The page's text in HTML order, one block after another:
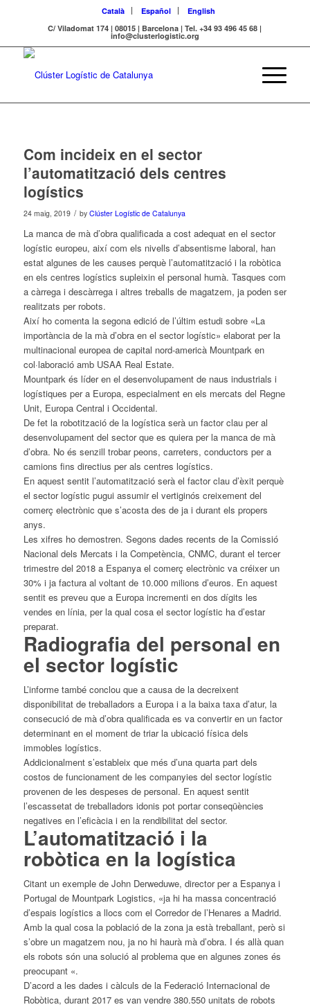
Català Español
English
C/ Viladomat 174 | 08015 | Barcelona | Tel. +34 93 496 45 68 |
info@clusterlogistic.org
Com incideix en el sector
l’automatització dels centres
logístics
24 maig, 2019 / by Clúster Logístic de Catalunya
La manca de mà d’obra qualificada a cost adequat en el sector
logístic europeu, així com els nivells d’absentisme laboral, han
estat algunes de les causes perquè l’automatització i la robòtica
en els centres logístics supleixin el personal humà. Tasques com
a càrrega i descàrrega i altres treballs de magatzem, ja poden ser
realitzats per robots.
Així ho comenta la segona edició de l’últim estudi sobre «La
importància de la mà d’obra en el sector logístic» elaborat per la
multinacional europea de capital nord-americà Mountpark en
col·laboració amb USAA Real Estate.
Mountpark és líder en el desenvolupament de naus industrials i
logístiques per a Europa, especialment en els mercats del Regne
Unit, Europa Central i Occidental.
De fet la robotització de la logística serà un factor clau per al
desenvolupament del sector que es quiera per la manca de mà
d’obra. No és senzill trobar peons, carreters, conductors per a
camions fins directius per als centres logístics.
En aquest sentit l’automatització serà el factor clau d’èxit perquè
el sector logístic pugui assumir el vertiginós creixement del
comerç electrònic que s’acosta des de ja i durant els propers
anys.
Les xifres ho demostren. Segons dades recents de la Comissió
Nacional dels Mercats i la Competència, CNMC, durant el tercer
trimestre del 2018 a Espanya el comerç electrònic va créixer un
30% i ja factura al voltant de 10.000 milions d’euros. En aquest
sentit es preveu que a Europa incrementi en dos dígits les
vendes en línia, per la qual cosa el sector logístic ha d’estar
preparat.
Radiografia del personal en
el sector logístic
L’informe també conclou que a causa de la decreixent
disponibilitat de treballadors a Europa i a la baixa taxa d’atur, la
consecució de mà d’obra qualificada es va convertir en un factor
determinant en el moment de triar la ubicació física dels
immobles logístics.
Addicionalment s’estableix que més d’una quarta part dels
costos de funcionament de les companyies del sector logístic
provenen de les despeses de personal. En aquest sentit
l’escassetat de treballadors idonis pot portar conseqüències
negatives en l’eficàcia i en la rendibilitat del sector.
L’automatització i la
robòtica en la logística
Citant un exemple de John Derweduwe, director per a Espanya i
Portugal de Mountpark Logistics, «ja hi ha massa concentració
d’espais logístics a llocs com el Corredor de l’Henares a Madrid.
Amb la qual cosa la població de la zona ja està treballant, però si
s’obre un magatzem nou, ja no hi haurà mà d’obra. I és allà quan
els robots són una solució al problema que en algunes zones és
preocupant «.
D’acord a les dades i càlculs de la Federació Internacional de
Robòtica, durant 2017 es van vendre 380.550 unitats de robots